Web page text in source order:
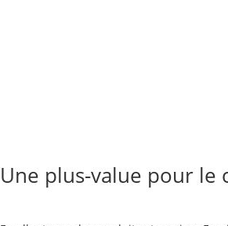
Une plus-value pour le